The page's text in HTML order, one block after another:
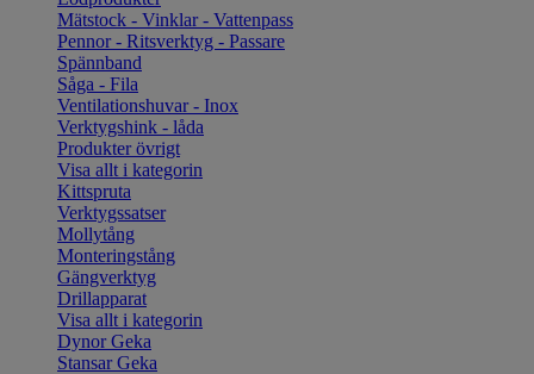
Mätstock - Vinklar - Vattenpass
Pennor - Ritsverktyg - Passare
Spännband
Såga - Fila
Ventilationshuvar - Inox
Verktygshink - låda
Produkter övrigt
Visa allt i kategorin
Kittspruta
Verktygssatser
Mollytång
Monteringstång
Gängverktyg
Drillapparat
Visa allt i kategorin
Dynor Geka
Stansar Geka